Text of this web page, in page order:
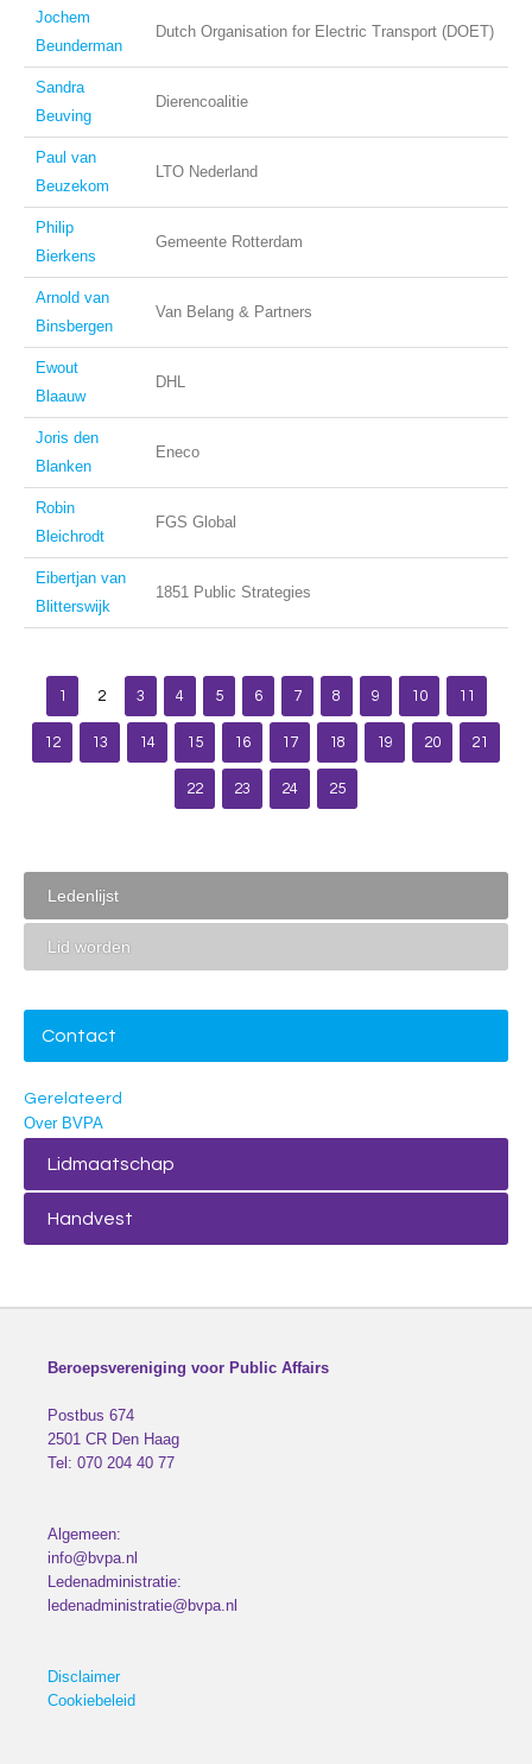
Jochem
Beunderman
Dutch Organisation for Electric Transport (DOET)
Sandra
Beuving
Dierencoalitie
Paul van
Beuzekom
LTO Nederland
Philip
Bierkens
Gemeente Rotterdam
Arnold van
Binsbergen
Van Belang & Partners
Ewout
Blaauw
DHL
Joris den
Blanken
Eneco
Robin
Bleichrodt
FGS Global
Eibertjan van
Blitterswijk
1851 Public Strategies
1 2 3 4 5 6 7 8 9 10 11
12 13 14 15 16 17 18 19 20 21
22 23 24 25
Ledenlijst
Lid worden
Contact
Gerelateerd
Over BVPA
Lidmaatschap
Handvest
Beroepsvereniging voor Public Affairs
Postbus 674
2501 CR Den Haag
Tel: 070 204 40 77
Algemeen:
info@bvpa.nl
Ledenadministratie:
ledenadministratie@bvpa.nl
Disclaimer
Cookiebeleid